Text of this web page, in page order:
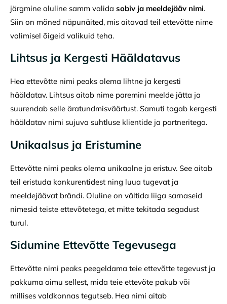
järgmine oluline samm valida sobiv ja meeldejääv nimi.
Siin on mõned näpunäited, mis aitavad teil ettevõtte nime
valimisel õigeid valikuid teha.
Lihtsus ja Kergesti Hääldatavus
Hea ettevõtte nimi peaks olema lihtne ja kergesti
hääldatav. Lihtsus aitab nime paremini meelde jätta ja
suurendab selle äratundmisväärtust. Samuti tagab kergesti
hääldatav nimi sujuva suhtluse klientide ja partneritega.
Unikaalsus ja Eristumine
Ettevõtte nimi peaks olema unikaalne ja eristuv. See aitab
teil eristuda konkurentidest ning luua tugevat ja
meeldejäävat brändi. Oluline on vältida liiga sarnaseid
nimesid teiste ettevõtetega, et mitte tekitada segadust
turul.
Sidumine Ettevõtte Tegevusega
Ettevõtte nimi peaks peegeldama teie ettevõtte tegevust ja
pakkuma aimu sellest, mida teie ettevõte pakub või
millises valdkonnas tegutseb. Hea nimi aitab